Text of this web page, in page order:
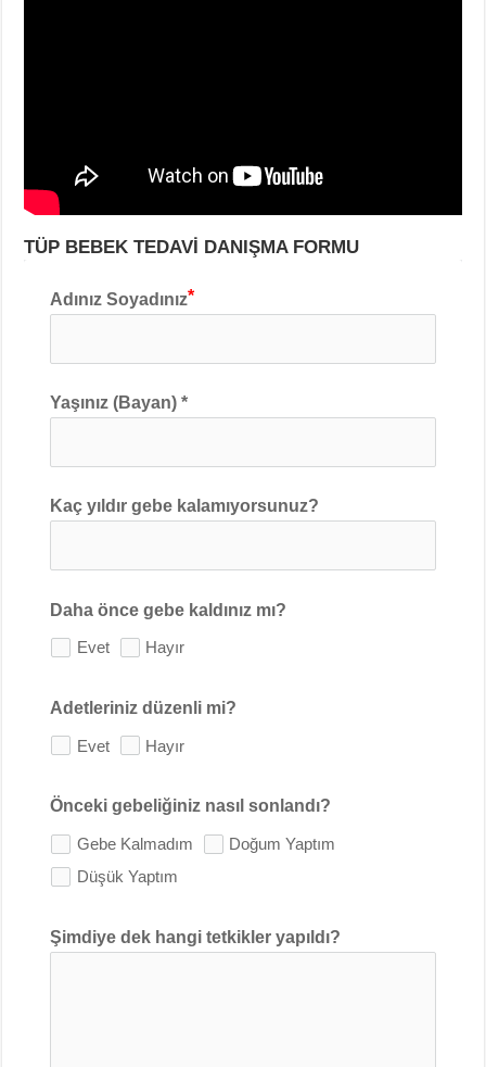
TÜP BEBEK TEDAVİ DANIŞMA FORMU
Adınız Soyadınız
Yaşınız (Bayan) *
Kaç yıldır gebe kalamıyorsunuz?
Daha önce gebe kaldınız mı?
Evet Hayır
Adetleriniz düzenli mi?
Evet Hayır
Önceki gebeliğiniz nasıl sonlandı?
Gebe Kalmadım
Doğum Yaptım
Düşük Yaptım
Şimdiye dek hangi tetkikler yapıldı?